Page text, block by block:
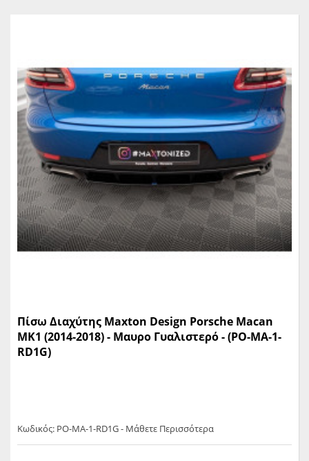
Πίσω Διαχύτης Maxton Design Porsche Macan
MK1 (2014-2018) - Μαυρο Γυαλιστερό - (PO-MA-1-
RD1G)
Κωδικός: PO-MA-1-RD1G - Μάθετε Περισσότερα